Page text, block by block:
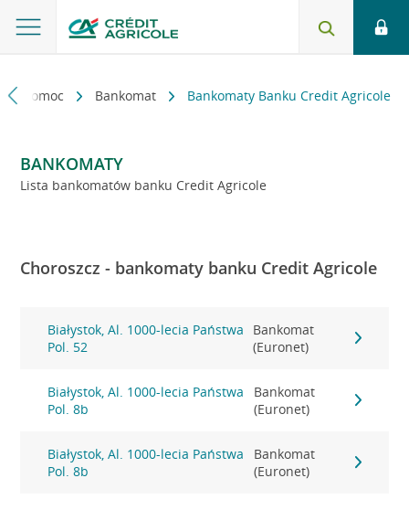
i pomoc Bankomat Bankomaty Banku Credit Agricole
BANKOMATY
Lista bankomatów banku Credit Agricole
Choroszcz - bankomaty banku Credit Agricole
Białystok, Al. 1000-lecia Państwa
Pol. 52
Bankomat
(Euronet)
Białystok, Al. 1000-lecia Państwa
Pol. 8b
Bankomat
(Euronet)
Białystok, Al. 1000-lecia Państwa
Pol. 8b
Bankomat
(Euronet)